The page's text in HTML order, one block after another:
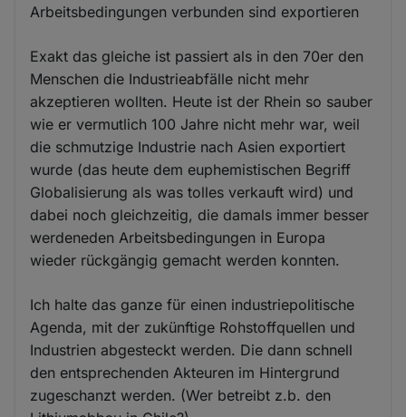
Arbeitsbedingungen verbunden sind exportieren
Exakt das gleiche ist passiert als in den 70er den
Menschen die Industrieabfälle nicht mehr
akzeptieren wollten. Heute ist der Rhein so sauber
wie er vermutlich 100 Jahre nicht mehr war, weil
die schmutzige Industrie nach Asien exportiert
wurde (das heute dem euphemistischen Begriff
Globalisierung als was tolles verkauft wird) und
dabei noch gleichzeitig, die damals immer besser
werdeneden Arbeitsbedingungen in Europa
wieder rückgängig gemacht werden konnten.
Ich halte das ganze für einen industriepolitische
Agenda, mit der zukünftige Rohstoffquellen und
Industrien abgesteckt werden. Die dann schnell
den entsprechenden Akteuren im Hintergrund
zugeschanzt werden. (Wer betreibt z.b. den